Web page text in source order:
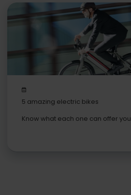
5 amazing electric bikes
Know what each one can offer you